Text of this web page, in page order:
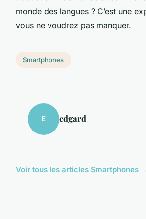
monde des langues ? C’est une
vous ne voudrez pas manquer.
Smartphones
E edgard
Voir tous les articles Smartphones →